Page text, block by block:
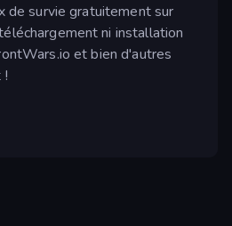
de survie gratuitement sur
ni installation
et bien d'autres
!